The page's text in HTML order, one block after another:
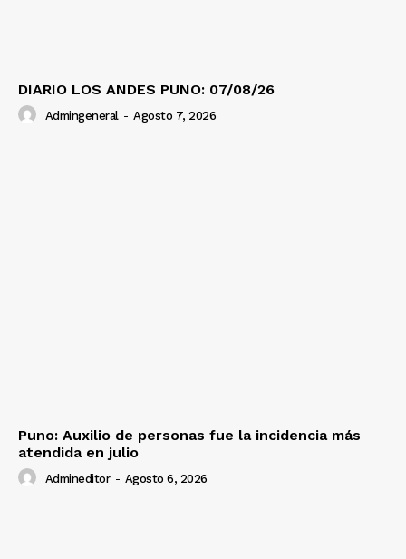
DIARIO LOS ANDES PUNO: 07/08/26
Admingeneral - Agosto 7, 2026
Puno: Auxilio de personas fue la incidencia más
atendida en julio
Admineditor - Agosto 6, 2026